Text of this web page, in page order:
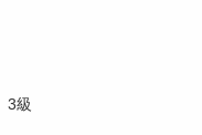
3級